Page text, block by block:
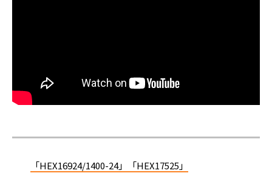
「HEX16924/1400-24」「HEX17525」